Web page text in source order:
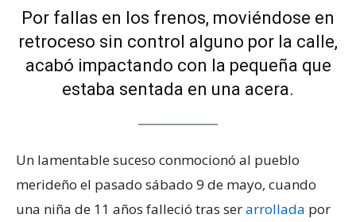
Por fallas en los frenos, moviéndose en
retroceso sin control alguno por la calle,
acabó impactando con la pequeña que
estaba sentada en una acera.
Un lamentable suceso conmocionó al pueblo
merideño el pasado sábado 9 de mayo, cuando
una niña de 11 años falleció tras serarrollada por